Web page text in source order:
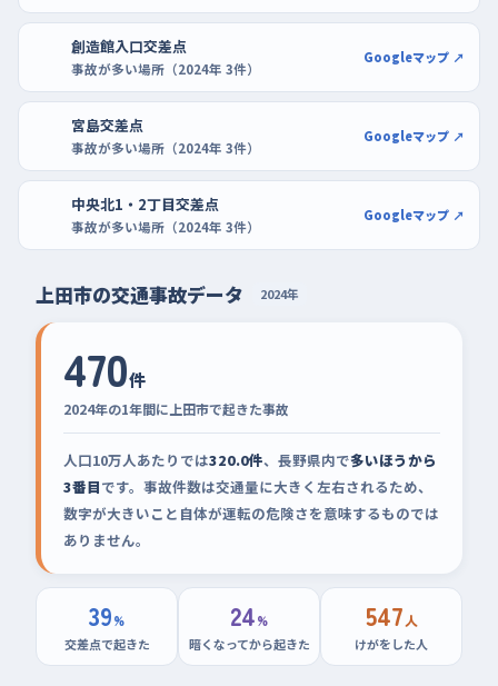
創造館入口交差点
事故が多い場所（2024年 3件）
Googleマップ ↗
宮島交差点
事故が多い場所（2024年 3件）
Googleマップ ↗
中央北1・2丁目交差点
事故が多い場所（2024年 3件）
Googleマップ ↗
上田市の交通事故データ 2024年
470件
2024年の1年間に上田市で起きた事故
人口10万人あたりでは320.0件、長野県内で多いほうから
3番目です。事故件数は交通量に大きく左右されるため、
数字が大きいこと自体が運転の危険さを意味するものでは
ありません。
39%
交差点で起きた
24%
暗くなってから起きた
547人
けがをした人